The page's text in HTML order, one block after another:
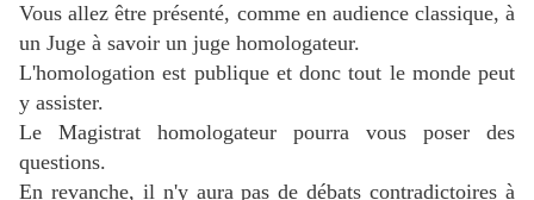
Vous allez être présenté, comme en audience classique, à
un Juge à savoir un juge homologateur.
L'homologation est publique et donc tout le monde peut
y assister.
Le Magistrat homologateur pourra vous poser des
questions.
En revanche, il n'y aura pas de débats contradictoires à